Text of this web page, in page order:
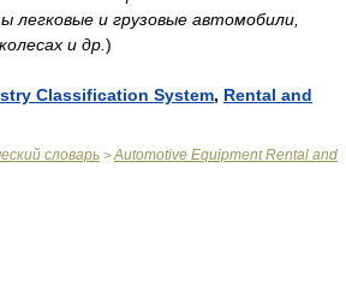
легковые и грузовые автомобили,
и др. )
Classification System, Rental and
словарь > Automotive Equipment Rental and